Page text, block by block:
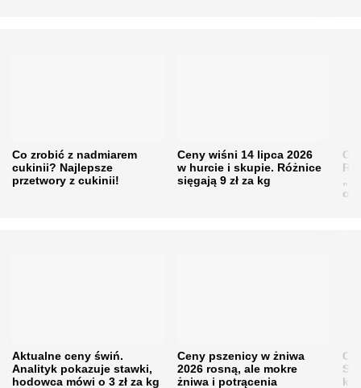
Co zrobić z nadmiarem
cukinii? Najlepsze
przetwory z cukinii!
Ceny wiśni 14 lipca 2026
w hurcie i skupie. Różnice
sięgają 9 zł za kg
Aktualne ceny świń.
Analityk pokazuje stawki,
hodowca mówi o 3 zł za kg
Ceny pszenicy w żniwa
2026 rosną, ale mokre
żniwa i potrącenia